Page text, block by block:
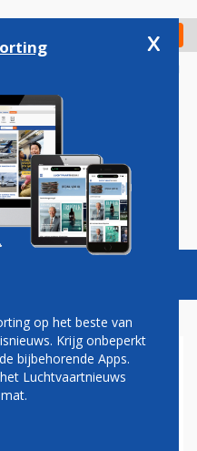
Check in
Vacatures
CRASH
VS, ONDER
x
op het beste van
Krijg onbeperkt
bijbehorende Apps.
Luchtvaartnieuws